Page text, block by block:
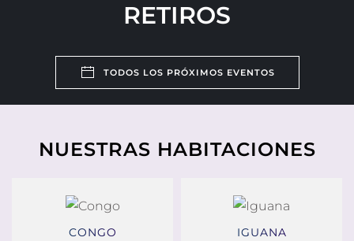
RETIROS
TODOS LOS PRÓXIMOS EVENTOS
NUESTRAS HABITACIONES
CONGO IGUANA